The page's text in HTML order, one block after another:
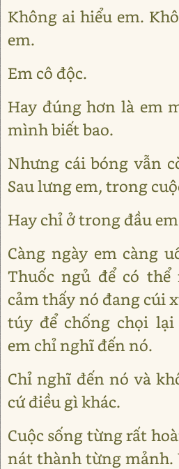
Không ai hiểu em.
em.
Em cô độc.
Hay đúng hơn là em
mình biết bao.
Nhưng cái bóng vẫn
Sau lưng em, trong
Hay chỉ ở trong đầu
Càng ngày em càng
Thuốc ngủ để có
cảm thấy nó đang cúi
túy để chống chọi
em chỉ nghĩ đến nó.
Chỉ nghĩ đến nó và
cứ điều gì khác.
Cuộc sống từng rất
nát thành từng mảnh.